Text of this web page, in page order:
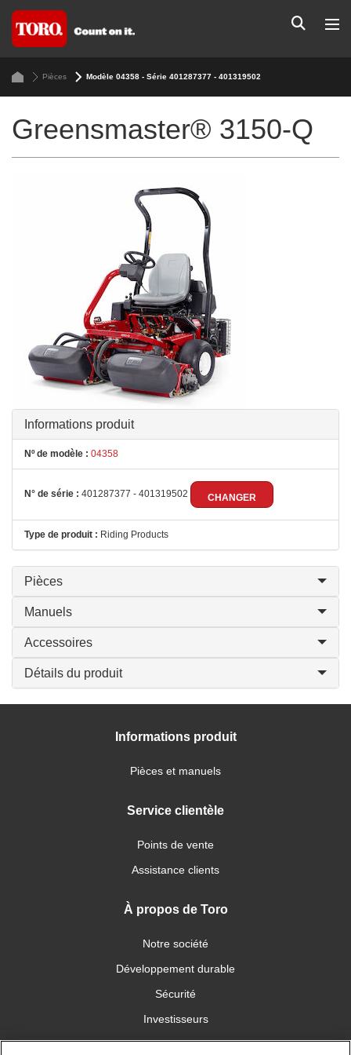
Pièces Modèle 04358 - Série 401287377 - 401319502
Greensmaster® 3150-Q
Informations produit
Nº de modèle : 04358
N° de série : 401287377 - 401319502 CHANGER
Type de produit : Riding Products
Pièces
Manuels
Accessoires
Détails du produit
Informations produit
Pièces et manuels
Service clientèle
Points de vente
Assistance clients
À propos de Toro
Notre société
Développement durable
Sécurité
Investisseurs
Carrières